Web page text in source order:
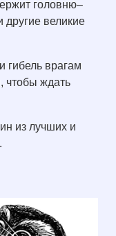
головню–
другие великие
гибель врагам
чтобы ждать
из лучших и